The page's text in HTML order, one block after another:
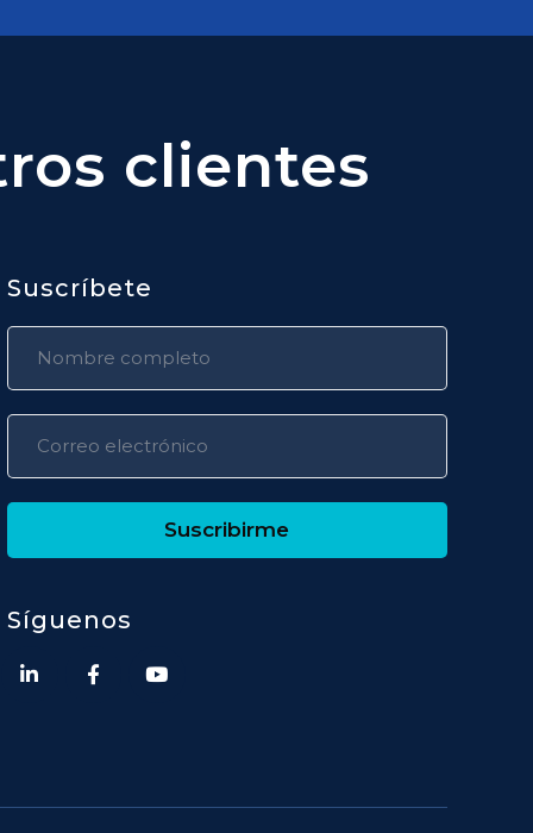
clientes
Suscríbete
Suscribirme
Síguenos